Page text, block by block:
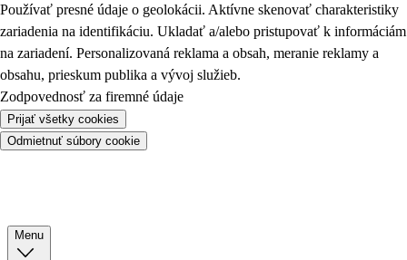
Používať presné údaje o geolokácii. Aktívne skenovať charakteristiky
zariadenia na identifikáciu. Ukladať a/alebo pristupovať k informáciám
na zariadení. Personalizovaná reklama a obsah, meranie reklamy a
obsahu, prieskum publika a vývoj služieb.
Zodpovednosť za firemné údaje
Prijať všetky cookies
Odmietnuť súbory cookie
Menu